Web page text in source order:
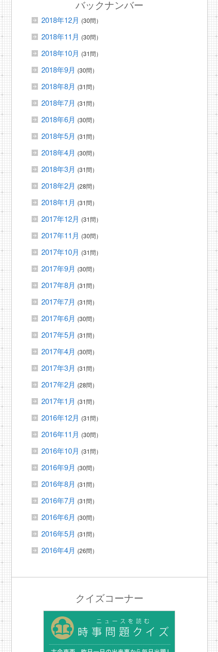
バックナンバー
2018年12月 (30問）
2018年11月 (30問）
2018年10月 (31問）
2018年9月 (30問）
2018年8月 (31問）
2018年7月 (31問）
2018年6月 (30問）
2018年5月 (31問）
2018年4月 (30問）
2018年3月 (31問）
2018年2月 (28問）
2018年1月 (31問）
2017年12月 (31問）
2017年11月 (30問）
2017年10月 (31問）
2017年9月 (30問）
2017年8月 (31問）
2017年7月 (31問）
2017年6月 (30問）
2017年5月 (31問）
2017年4月 (30問）
2017年3月 (31問）
2017年2月 (28問）
2017年1月 (31問）
2016年12月 (31問）
2016年11月 (30問）
2016年10月 (31問）
2016年9月 (30問）
2016年8月 (31問）
2016年7月 (31問）
2016年6月 (30問）
2016年5月 (31問）
2016年4月 (26問）
クイズコーナー